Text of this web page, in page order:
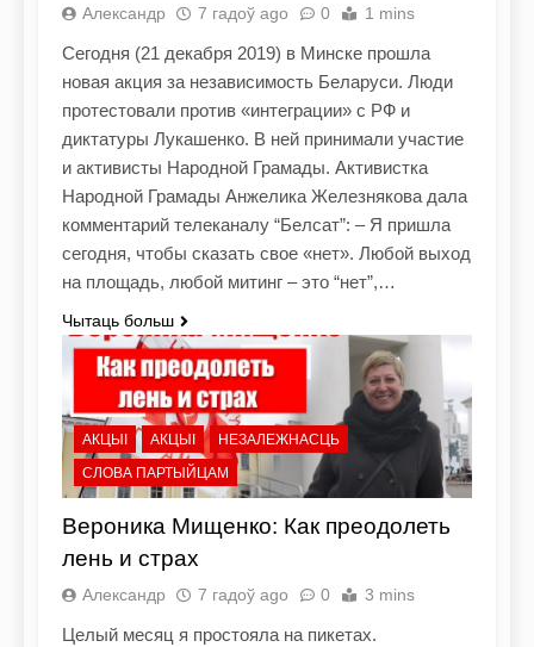
Александр 7 гадоў ago 0 1 mins
Сегодня (21 декабря 2019) в Минске прошла
новая акция за независимость Беларуси. Люди
протестовали против «интеграции» с РФ и
диктатуры Лукашенко. В ней принимали участие
и активисты Народной Грамады. Активистка
Народной Грамады Анжелика Железнякова дала
комментарий телеканалу “Белсат”: – Я пришла
сегодня, чтобы сказать свое «нет». Любой выход
на площадь, любой митинг – это “нет”,…
Чытаць больш
АКЦЫІ АКЦЫІ
НЕЗАЛЕЖНАСЦЬ
СЛОВА ПАРТЫЙЦАМ
Вероника Мищенко: Как преодолеть
лень и страх
Александр 7 гадоў ago 0 3 mins
Целый месяц я простояла на пикетах.